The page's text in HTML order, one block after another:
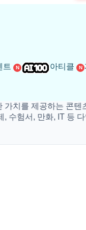
트 N 아티클 N
제공하는 콘텐츠 프
서, 만화, IT 등 다양한